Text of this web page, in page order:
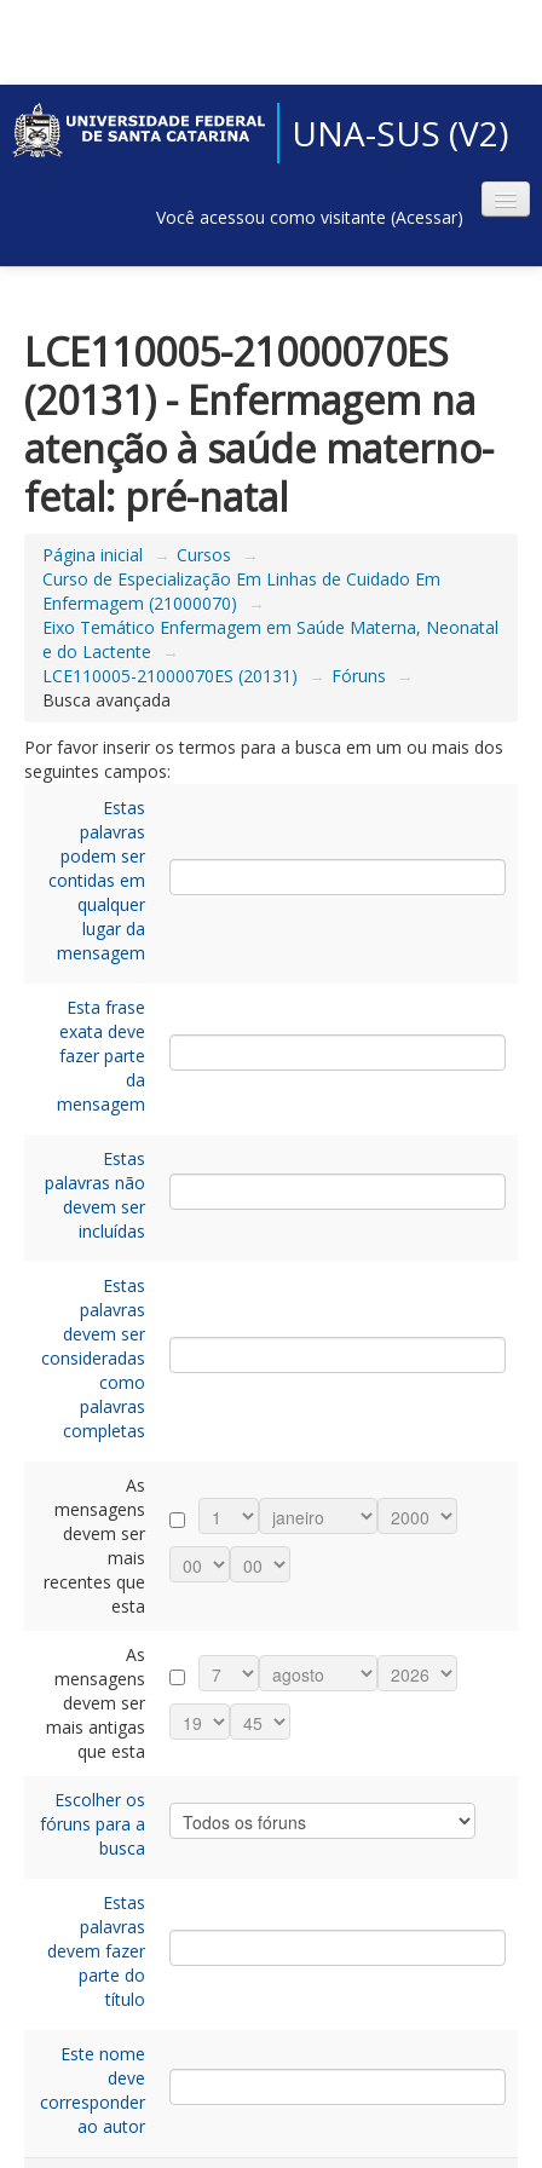
UNA-SUS (V2)
Você acessou como visitante (Acessar)
LCE110005-21000070ES
(20131) - Enfermagem na
atenção à saúde materno-
fetal: pré-natal
Página inicial → Cursos
→
Curso de Especialização Em Linhas de Cuidado Em
Enfermagem (21000070)
→
Eixo Temático Enfermagem em Saúde Materna, Neonatal
e do Lactente
→
LCE110005-21000070ES (20131)
→ Fóruns
→
Busca avançada
Por favor inserir os termos para a busca em um ou mais dos
seguintes campos:
Estas
palavras
podem ser
contidas em
qualquer
lugar da
mensagem
Esta frase
exata deve
fazer parte
da
mensagem
Estas
palavras não
devem ser
incluídas
Estas
palavras
devem ser
consideradas
como
palavras
completas
As
mensagens
devem ser
mais
recentes que
esta
As
mensagens
devem ser
mais antigas
que esta
Escolher os
fóruns para a
busca
Estas
palavras
devem fazer
parte do
título
Este nome
deve
corresponder
ao autor